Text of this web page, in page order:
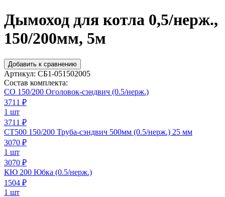
Дымоход для котла 0,5/нерж.,
150/200мм, 5м
Добавить к сравнению
Артикул: СБ1-051502005
Состав комплекта:
СО 150/200 Оголовок-сэндвич (0.5/нерж.)
3711 ₽
1 шт
3711 ₽
СТ500 150/200 Труба-сэндвич 500мм (0.5/нерж.) 25 мм
3070 ₽
1 шт
3070 ₽
КЮ 200 Юбка (0.5/нерж.)
1504 ₽
1 шт